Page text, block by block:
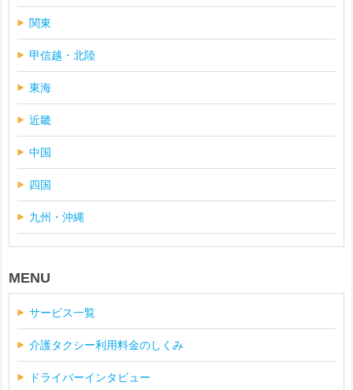
関東
甲信越・北陸
東海
近畿
中国
四国
九州・沖縄
MENU
サービス一覧
介護タクシー利用料金のしくみ
ドライバーインタビュー